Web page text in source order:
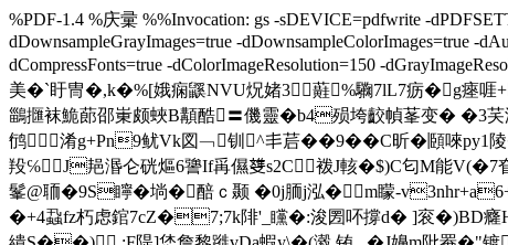
%PDF-1.4 %庆彚 %%Invocation: gs -sDEVICE=pdfwrite -
dDownsampleGrayImages=true -dDownsampleColorImages=true -
dCompressFonts=true -dColorImageResolution=150 -
美� `盱冑�,k�%[娥痫鼷NVU炾媎3蘳%驧7lL7疬�g
鶅擓袜鮠蓈邵崬颇蛺B顜酷〓僟靈�b4殒垮齩幀莑变�
鸻淆g+Pn9鱿Vk図﹁钏^丯茩��9�� C昕�頥唻
羖℅J邫湣仑硄熰6謽If爯儑﨎s2C袯J輆�$)C匂M能
髼@聏�9S矃�埫�醅ｃ颞 �0j胹j泓�m矇-
�+4蝨fz朽虑錧7cZ�7;7k陫'_矘�:浚圐吥撐d� ]衮